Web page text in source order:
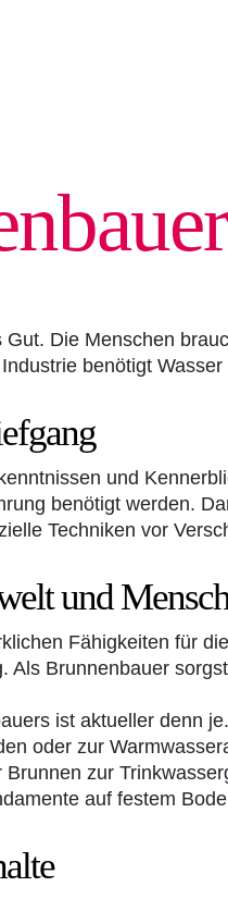
Die Menschen
benötigt
und
benötigt werden.
Techniken vor
und
Fähigkeiten für
Als Brunnenbauer
ist aktueller denn
oder zur
Brunnen zur
auf festem